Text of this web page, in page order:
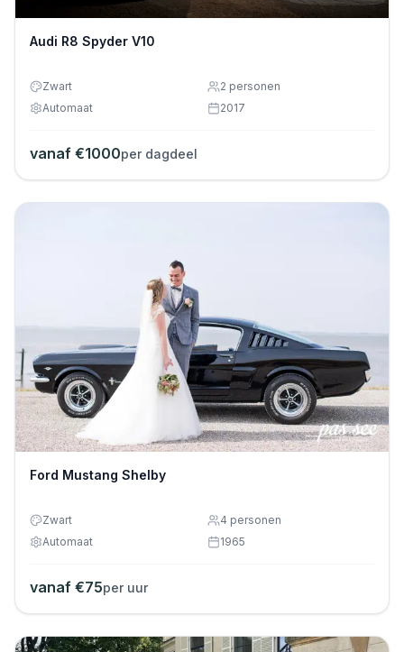
Audi R8 Spyder V10
Zwart 2 personen
Automaat
2017
vanaf €1000per dagdeel
Ford Mustang Shelby
Zwart 4 personen
Automaat
1965
vanaf €75per uur